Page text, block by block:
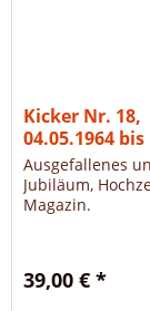
Kicker Nr. 18,
04.05.1964 bis
Ausgefallenes
Jubiläum,
Magazin.
39,00 € *